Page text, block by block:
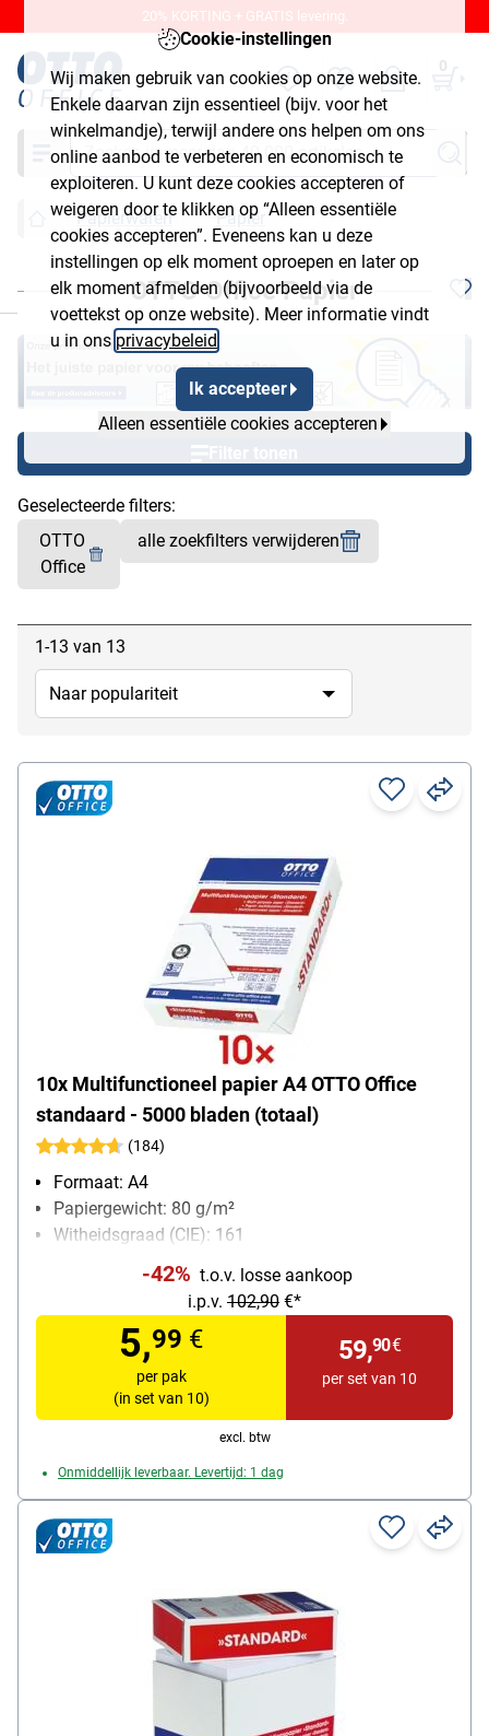
Cookie-instellingen
Wij maken gebruik van cookies op onze website.
Enkele daarvan zijn essentieel (bijv. voor het
winkelmandje), terwijl andere ons helpen om ons
online aanbod te verbeteren en economisch te
exploiteren. U kunt deze cookies accepteren of
weigeren door te klikken op “Alleen essentiële
cookies accepteren”. Eveneens kan u deze
instellingen op elk moment oproepen en later op
elk moment afmelden (bijvoorbeeld via de
voettekst op onze website). Meer informatie vindt
u in ons privacybeleid
Ik accepteer
Alleen essentiële cookies accepteren
20% KORTING + GRATIS levering.
0
Zoeken
Papierwaren Papier
OTTO Office Papier
Geselecteerde filters:
OTTO
Office
alle zoekfilters verwijderen
1-13 van 13
10x Multifunctioneel papier A4 OTTO Office
standaard - 5000 bladen (totaal)
(184)
Formaat: A4
Papiergewicht: 80 g/m²
Witheidsgraad (CIE): 161
Inhoud per pak: 500 bladen
-42% t.o.v. losse aankoop
i.p.v. 102,90 €*
5,99 €
per pak
(in set van 10)
59,90€
per set van 10
excl. btw
Onmiddellijk leverbaar. Levertijd: 1 dag